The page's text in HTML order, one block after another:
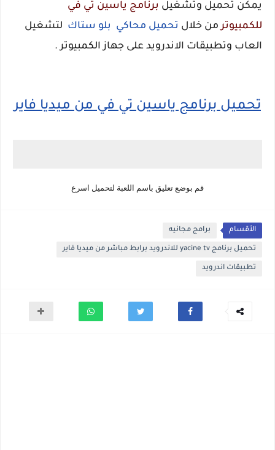
يمكن تحميل وتشغيل برنامج ياسين تي في
للكمبيوترمن خلال تحميل محاكي بلو ستاك لتشغيل
العاب وتطبيقات الاندرويد على جهاز الكمبيوتر .
تحميل برنامج ياسين تي في من ميديا فاير
قم بوضع تعليق باسم اللعبة لتحميل اسرع
الأقسام برامج مجانيه
تحميل برنامج yacine tv للاندرويد برابط مباشر من ميديا فاير
تطبيقات اندرويد